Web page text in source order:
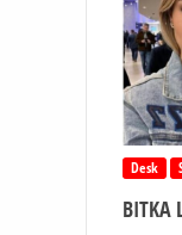
Desk
BITKA